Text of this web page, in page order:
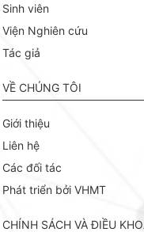
Sinh viên
Viện Nghiên cứu
Tác giả
VỀ CHÚNG TÔI
Giới thiệu
Liên hệ
Các đối tác
Phát triển bởi VHMT
CHÍNH SÁCH VÀ ĐIỀU